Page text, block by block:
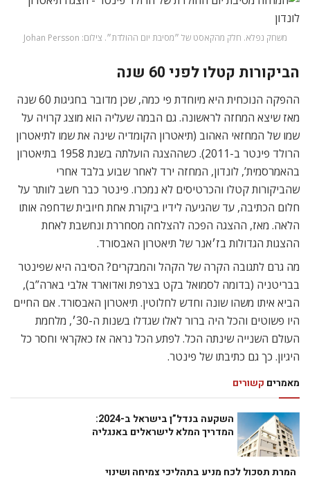
משחק נפלא. חלק מהקאסט של ״מסיבת יום ההולדת״. צילום: Johan Persson
הביקורות קטלו לפני 60 שנה
ההפקה הנוכחית היא מיוחדת פי כמה, שכן מדובר בחגיגות 60 שנה
מאז שיצא המחזה לראשונה. גם הבמה שעליה הוא מוצג קרויה על
שמו של המחזאי האהוב (תיאטרון הקומדיה שינה את שמו לתיאטרון
הרולד פינטר ב-2011). כשההצגה הועלתה בשנת 1958 בתיאטרון
בהאמרסמית’, לונדון, המחזה ירד לאחר שבוע בלבד אחרי
שהביקורות קטלו והכרטיסים לא נמכרו. פינטר כבר חשב לוותר על
חלום הכתיבה, עד שהגיעה לידיו ביקורת אחת חיובית שדחפה אותו
הלאה. מאז, ההצגה הפכה להצלחה מסחררת ונחשבת לאחת
ההצגות הגדולות בז׳אנר של תיאטרון האבסורד.
מה גרם לתגובה הקרה של הקהל והמבקרים? הסיבה היא שפינטר
בבריטניה (בדומה לסמואל בקט בצרפת ואדוארד אלבי בארה”ב),
הביא איתו משהו שונה וחדש לחלוטין. תיאטרון האבסורד. אם החיים
היו פשוטים והכל היה ברור לאלו שגדלו בשנות ה-30׳, מלחמת
העולם השנייה שינתה הכל. לפתע הכל נראה אז כאקראי וחסר כל
היגיון. כך גם כתיבתו של פינטר.
מאמרים קשורים
השקעה בנדל”ן בישראל ב-2024:
המדריך המלא לישראלים באנגליה
המרת תסכול לכח מניע בתהליכי צמיחה ושינוי